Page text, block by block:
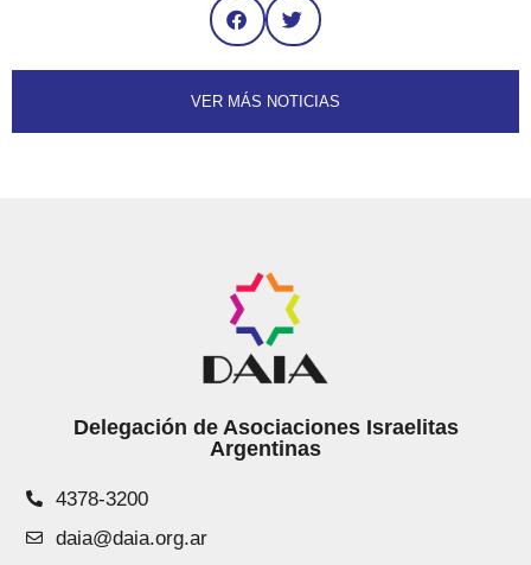
VER MÁS NOTICIAS
Delegación de Asociaciones Israelitas
Argentinas
4378-3200
daia@daia.org.ar